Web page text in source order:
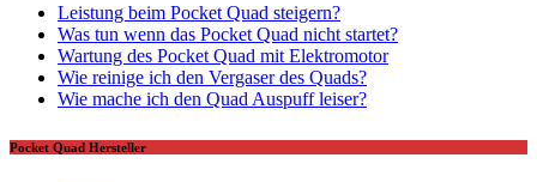
Leistung beim Pocket Quad steigern?
Was tun wenn das Pocket Quad nicht startet?
Wartung des Pocket Quad mit Elektromotor
Wie reinige ich den Vergaser des Quads?
Wie mache ich den Quad Auspuff leiser?
Pocket Quad Hersteller